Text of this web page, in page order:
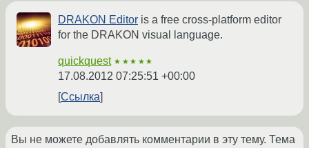
DRAKON Editor is a free cross-platform editor
for the DRAKON visual language.
quickquest ★★★★★
17.08.2012 07:25:51 +00:00
Ссылка
Вы не можете добавлять комментарии в эту тему. Тема